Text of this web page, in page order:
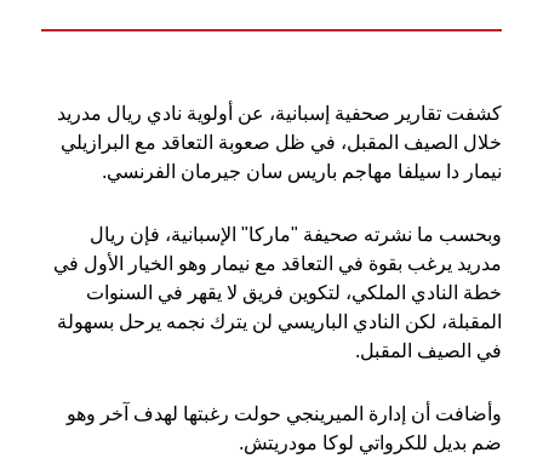
كشفت تقارير صحفية إسبانية، عن أولوية نادي ريال مدريد
خلال الصيف المقبل، في ظل صعوبة التعاقد مع البرازيلي
نيمار دا سيلفا مهاجم باريس سان جيرمان الفرنسي.
وبحسب ما نشرته صحيفة "ماركا" الإسبانية، فإن ريال
مدريد يرغب بقوة في التعاقد مع نيمار وهو الخيار الأول في
خطة النادي الملكي، لتكوين فريق لا يقهر في السنوات
المقبلة، لكن النادي الباريسي لن يترك نجمه يرحل بسهولة
في الصيف المقبل.
وأضافت أن إدارة الميرينجي حولت رغبتها لهدف آخر وهو
ضم بديل للكرواتي لوكا مودريتش.